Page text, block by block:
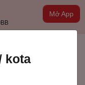
Mở App
kota